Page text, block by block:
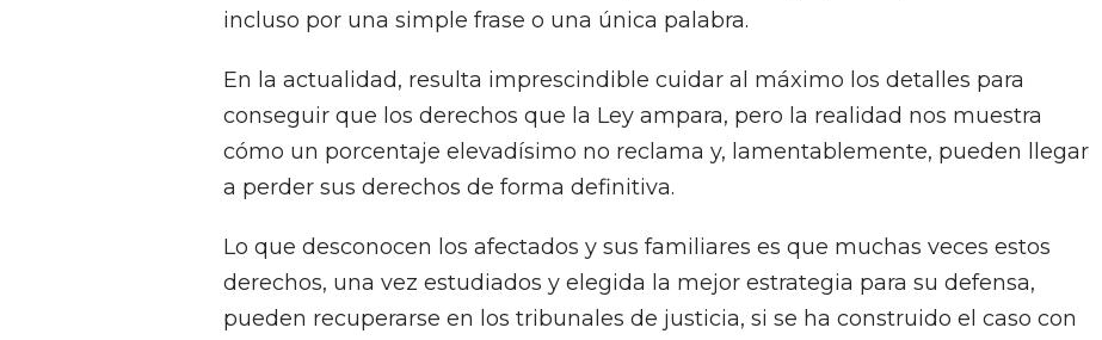
incluso por una simple frase o una única palabra.
En la actualidad, resulta imprescindible cuidar al máximo los detalles para
conseguir que los derechos que la Ley ampara, pero la realidad nos muestra
cómo un porcentaje elevadísimo no reclama y, lamentablemente, pueden llegar
a perder sus derechos de forma definitiva.
Lo que desconocen los afectados y sus familiares es que muchas veces estos
derechos, una vez estudiados y elegida la mejor estrategia para su defensa,
pueden recuperarse en los tribunales de justicia, si se ha construido el caso con